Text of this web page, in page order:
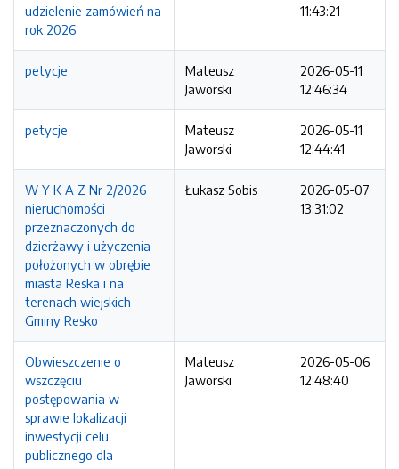
udzielenie zamówień na
rok 2026
11:43:21
petycje
Mateusz
Jaworski
2026-05-11
12:46:34
petycje
Mateusz
Jaworski
2026-05-11
12:44:41
W Y K A Z Nr 2/2026
nieruchomości
przeznaczonych do
dzierżawy i użyczenia
położonych w obrębie
miasta Reska i na
terenach wiejskich
Gminy Resko
Łukasz Sobis
2026-05-07
13:31:02
Obwieszczenie o
wszczęciu
postępowania w
sprawie lokalizacji
inwestycji celu
publicznego dla
Mateusz
Jaworski
2026-05-06
12:48:40